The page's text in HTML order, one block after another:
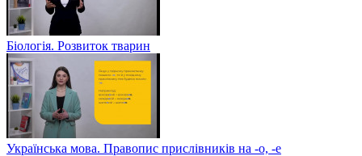
Біологія. Розвиток тварин
Українська мова. Правопис прислівників на -о, -е